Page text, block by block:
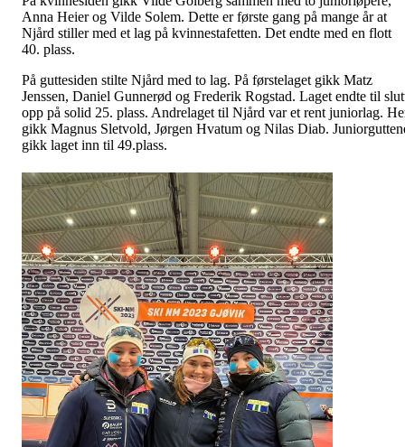
Anna Heier og Vilde Solem. Dette er første gang på mange år at
Njård stiller med et lag på kvinnestafetten. Det endte med en flott
40. plass.
På guttesiden stilte Njård med to lag. På førstelaget gikk Matz
Jenssen, Daniel Gunnerød og Frederik Rogstad. Laget endte til
opp på solid 25. plass. Andrelaget til Njård var et rent juniorlag.
gikk Magnus Sletvold, Jørgen Hvatum og Nilas Diab.
gikk laget inn til 49.plass.